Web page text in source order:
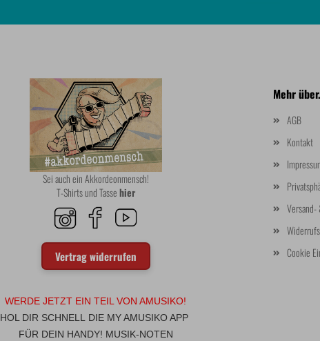
Sei auch ein Akkordeonmensch!
T-Shirts und Tassehier
Vertrag widerrufen
Mehr
AGB
Kontakt
Versand-
Cookie
WERDE JETZT EIN TEIL VON AMUSIKO!
HOL DIR SCHNELL DIE MY AMUSIKO APP
FÜR DEIN HANDY! MUSIK-NOTEN